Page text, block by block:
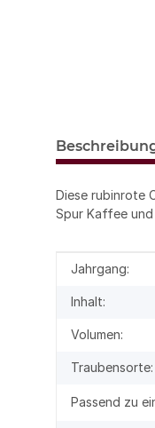
Diese rubinrote
Spur Kaffee und
Wert
Jahrgang:
Inhalt:
Volumen:
Traubensorte:
Passend zu